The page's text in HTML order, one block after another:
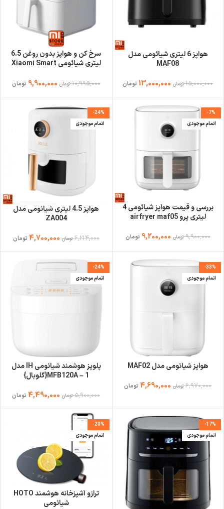
هواپز 6 لیتری شیائومی مدل
MAF08
15,000,000 تومان 13,000,000 تومان
سرخ کن و هواپز بدون روغن 6.5
لیتری شیائومی Xiaomi Smart
10,995,000 تومان 9,900,000 تومان
-7%
اتمام موجودی
بررسی و قیمت هواپز شیائومی 4
لیتری پرو airfryer maf05
9,900,000 تومان 9,200,000 تومان
-24%
اتمام موجودی
هواپز 4.5 لیتری شیائومی مدل
ZA004
6,214,000 تومان 4,700,000 تومان
-33%
اتمام موجودی
هواپز شیائومی مدل MAF02
6,970,000 تومان 4,690,000 تومان
-24%
اتمام موجودی
پلوپز هوشمند شیائومی IH مدل
MFB120A – 1{گلوبال}
5,900,000 تومان 4,490,000 تومان
-17%
اتمام موجودی
-20%
اتمام موجودی
ترازو آشپزخانه هوشمند HOTO
شیائومی